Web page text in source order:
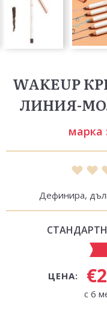
WAKEUP
ЛИНИЯ-
марка :
Дефинира,
ЦЕНА:
с 6